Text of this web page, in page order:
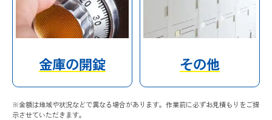
金庫の開錠 その他
※金額は地域や状況などで異なる場合があります。作業前に必ずお見積もりをご提
示させていただきます。